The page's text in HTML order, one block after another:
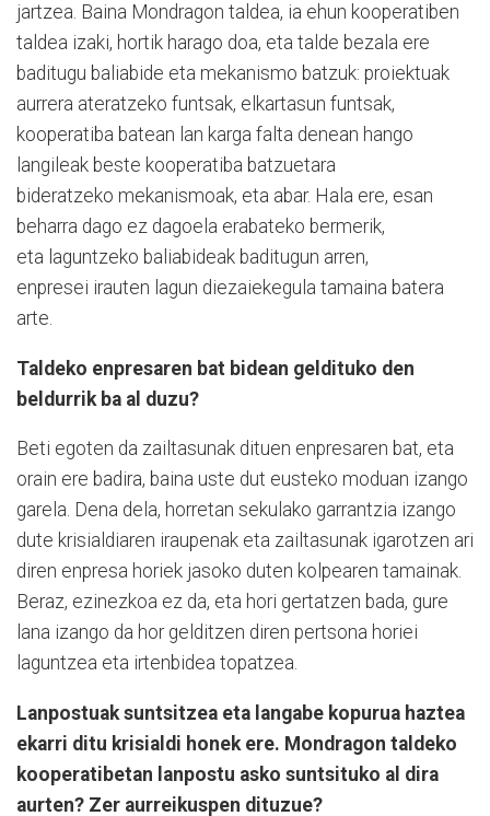
jartzea. Baina Mondragon taldea, ia ehun kooperatiben
taldea izaki, hortik harago doa, eta talde bezala ere
baditugu baliabide eta mekanismo batzuk: proiektuak
aurrera ateratzeko funtsak, elkartasun funtsak,
kooperatiba batean lan karga falta denean hango
langileak beste kooperatiba batzuetara
bideratzeko mekanismoak, eta abar. Hala ere, esan
beharra dago ez dagoela erabateko bermerik,
eta laguntzeko baliabideak baditugun arren,
enpresei irauten lagun diezaiekegula tamaina batera
arte.
Taldeko enpresaren bat bidean geldituko den
beldurrik ba al duzu?
Beti egoten da zailtasunak dituen enpresaren bat, eta
orain ere badira, baina uste dut eusteko moduan izango
garela. Dena dela, horretan sekulako garrantzia izango
dute krisialdiaren iraupenak eta zailtasunak igarotzen ari
diren enpresa horiek jasoko duten kolpearen tamainak.
Beraz, ezinezkoa ez da, eta hori gertatzen bada, gure
lana izango da hor gelditzen diren pertsona horiei
laguntzea eta irtenbidea topatzea.
Lanpostuak suntsitzea eta langabe kopurua haztea
ekarri ditu krisialdi honek ere. Mondragon taldeko
kooperatibetan lanpostu asko suntsituko al dira
aurten? Zer aurreikuspen dituzue?